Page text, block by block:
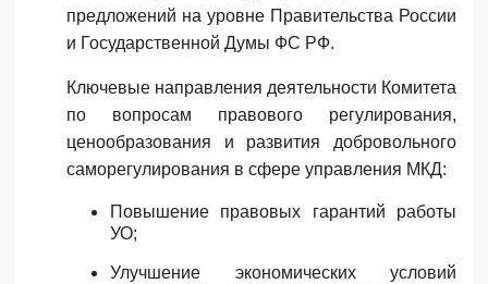
предложений на уровне Правительства России
и Государственной Думы ФС РФ.
Ключевые направления деятельности Комитета
по вопросам правового регулирования,
ценообразования и развития добровольного
саморегулирования в сфере управления МКД:
Повышение правовых гарантий работы
УО;
Улучшение экономических условий